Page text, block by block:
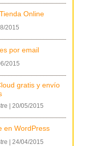
Online
2015
por email
2015
gratis y envío
20/05/2015
en WordPress
24/04/2015